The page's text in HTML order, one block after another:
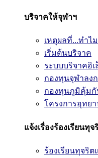
บริจาคให้จุฬาฯ
เหตุผลที่...ทำไ
เริ่มต้นบริจาค
ระบบบริจาคอิ
กองทุนจุฬาลง
กองทุนภูมิคุ้มกั
โครงการอุทย
แจ้งเรื่องร้องเรียนทุจ
ร้องเรียนทุจริ